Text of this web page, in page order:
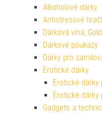
Alkoholové dárky
Antistresové
Dárková vína,
Dárkové poukazy
Dárky pro
Erotické dárky
Erotické dárky
Erotické dárky
Gadgets a